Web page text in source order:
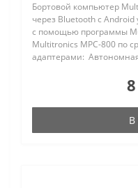
Бортовой компьютер
через Bluetooth с
с помощью программы
Multitronics MPC-800 по
адаптерами: